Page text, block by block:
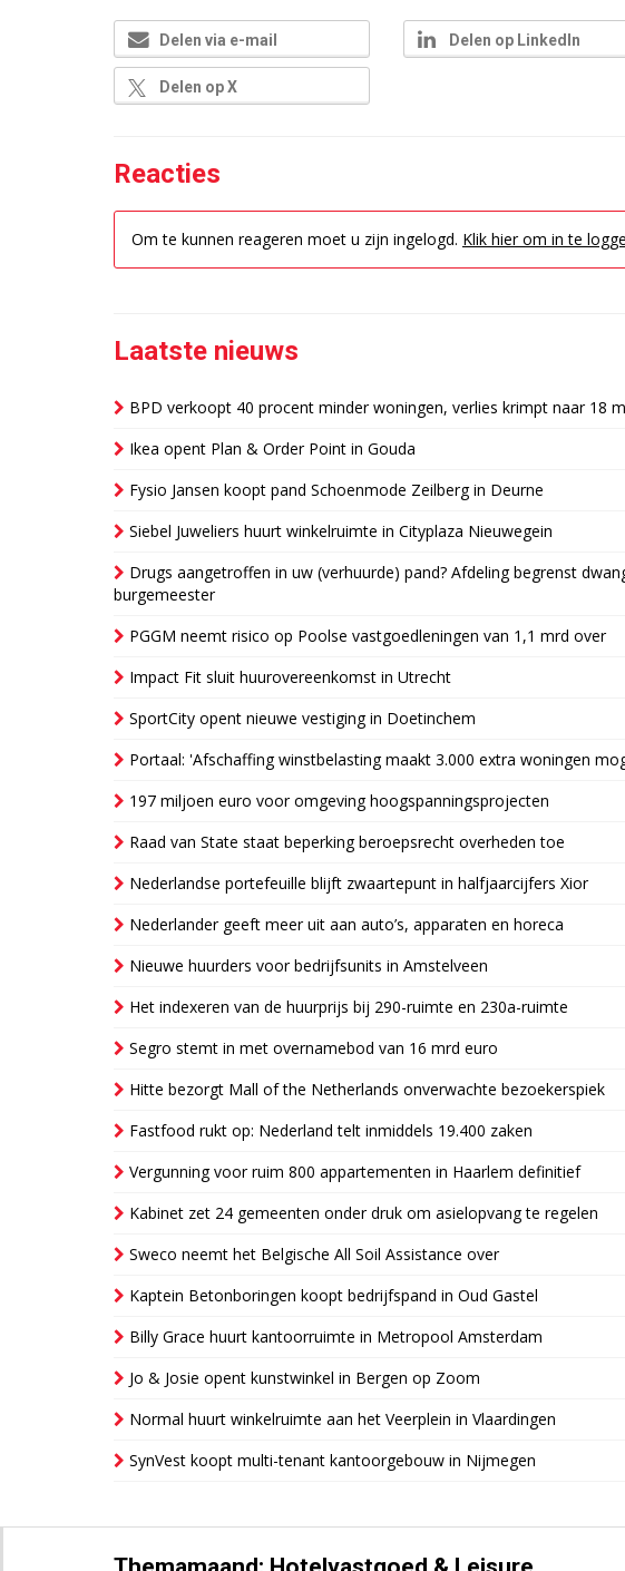
Delen via e-mail Delen op LinkedIn
Delen op X
Reacties
Om te kunnen reageren moet u zijn ingelogd. Klik hier om in te
Laatste nieuws
BPD verkoopt 40 procent minder woningen, verlies krimpt naar 18
Ikea opent Plan & Order Point in Gouda
Fysio Jansen koopt pand Schoenmode Zeilberg in Deurne
Siebel Juweliers huurt winkelruimte in Cityplaza Nieuwegein
Drugs aangetroffen in uw (verhuurde) pand? Afdeling begrenst
burgemeester
PGGM neemt risico op Poolse vastgoedleningen van 1,1 mrd over
Impact Fit sluit huurovereenkomst in Utrecht
SportCity opent nieuwe vestiging in Doetinchem
Portaal: 'Afschaffing winstbelasting maakt 3.000 extra woningen
197 miljoen euro voor omgeving hoogspanningsprojecten
Raad van State staat beperking beroepsrecht overheden toe
Nederlandse portefeuille blijft zwaartepunt in halfjaarcijfers Xior
Nederlander geeft meer uit aan auto’s, apparaten en horeca
Nieuwe huurders voor bedrijfsunits in Amstelveen
Het indexeren van de huurprijs bij 290-ruimte en 230a-ruimte
Segro stemt in met overnamebod van 16 mrd euro
Hitte bezorgt Mall of the Netherlands onverwachte bezoekerspiek
Fastfood rukt op: Nederland telt inmiddels 19.400 zaken
Vergunning voor ruim 800 appartementen in Haarlem definitief
Kabinet zet 24 gemeenten onder druk om asielopvang te regelen
Sweco neemt het Belgische All Soil Assistance over
Kaptein Betonboringen koopt bedrijfspand in Oud Gastel
Billy Grace huurt kantoorruimte in Metropool Amsterdam
Jo & Josie opent kunstwinkel in Bergen op Zoom
Normal huurt winkelruimte aan het Veerplein in Vlaardingen
SynVest koopt multi-tenant kantoorgebouw in Nijmegen